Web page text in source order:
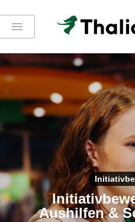
Aushilfen &